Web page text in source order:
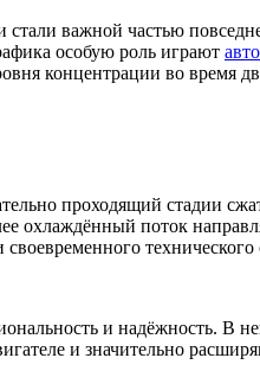
важной частью
особую роль играют
концентрации во время
проходящий стадии
охлаждённый поток
и надёжность. В
и значительно